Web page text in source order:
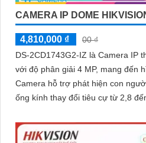
CAMERA IP DOME
4,810,000 ₫
00 ₫
DS-2CD1743G2-IZ là Camera IP
với độ phân giải 4 MP, mang đến
Camera hỗ trợ phát hiện con
ống kính thay đổi tiêu cự từ 2,8